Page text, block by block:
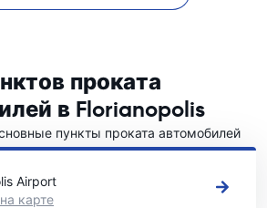
проката
в Florianopolis
пункты проката автомобилей
Airport
карте